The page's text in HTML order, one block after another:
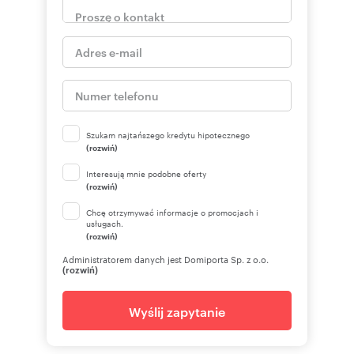
Szukam najtańszego kredytu hipotecznego
(rozwiń)
Interesują mnie podobne oferty
(rozwiń)
Chcę otrzymywać informacje o promocjach i
usługach.
(rozwiń)
Administratorem danych jest Domiporta Sp. z o.o.
(rozwiń)
Wyślij zapytanie